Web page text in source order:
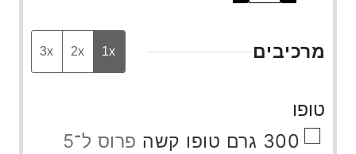
מרכיבים 1x
2x
3x
טופו
▢
300 גרם טופו קשה
פרוס ל־5